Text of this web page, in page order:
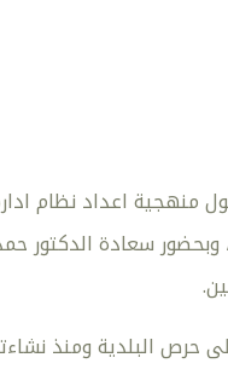
منهجية اعداد نظام
سعادة الدكتور
حرص البلدية ومنذ